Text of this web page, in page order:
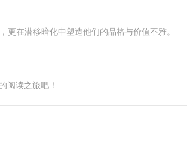
更在潜移暗化中塑造他们的品格与价值不雅。
阅读之旅吧！